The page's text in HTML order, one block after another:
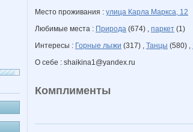
Место проживания : улица Карла Маркса, 12
Любимые места : Природа (674) , паркет (1)
Интересы : Горные лыжи (317) , Танцы (580) ,
О себе : shaikina1@yandex.ru
Комплименты